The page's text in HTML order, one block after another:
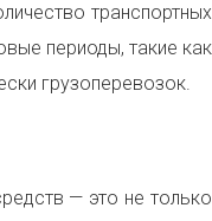
транспортных
периоды, такие как
грузоперевозок.
— это не только